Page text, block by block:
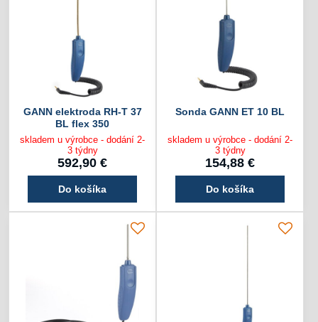
GANN elektroda RH-T 37
BL flex 350
skladem u výrobce - dodání 2-
3 týdny
592,90 €
Do košíka
Sonda GANN ET 10 BL
skladem u výrobce - dodání 2-
3 týdny
154,88 €
Do košíka